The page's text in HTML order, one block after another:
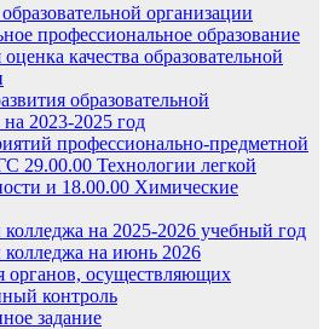
организации
профессиональное образование
качества образовательной
образовательной
2023-2025 год
профессионально-предметной
29.00.00 Технологии легкой
и 18.00.00 Химические
на 2025-2026 учебный год
на июнь 2026
органов, осуществляющих
контроль
задание